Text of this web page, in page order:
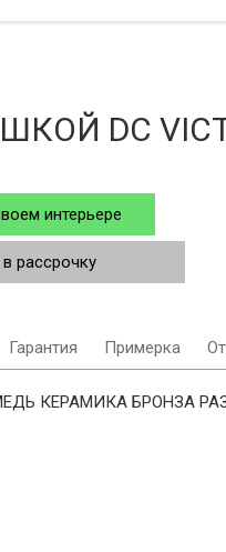
DC
интерьере
рассрочку
Гарантия Примерка
КЕРАМИКА БРОНЗА